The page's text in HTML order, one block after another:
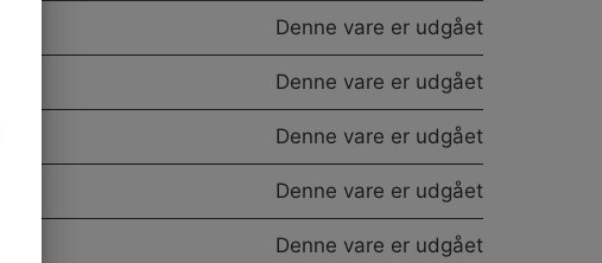
Denne vare er udgået
Denne vare er udgået
Denne vare er udgået
Denne vare er udgået
Denne vare er udgået